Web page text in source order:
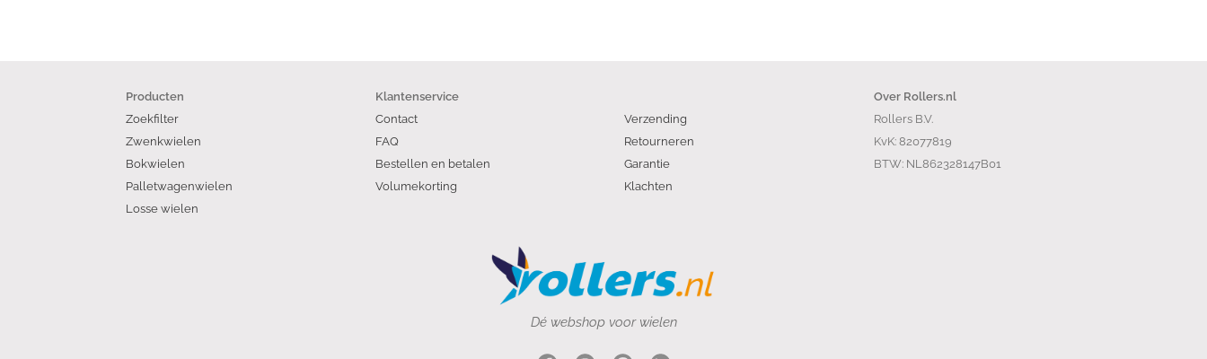
Producten
Zoekfilter
Zwenkwielen
Bokwielen
Palletwagenwielen
Losse wielen
Klantenservice
Contact
FAQ
Bestellen en betalen
Volumekorting
Verzending
Retourneren
Garantie
Klachten
Over Rollers.nl
Rollers B.V.
KvK: 82077819
BTW: NL862328147B01
Dé webshop voor wielen